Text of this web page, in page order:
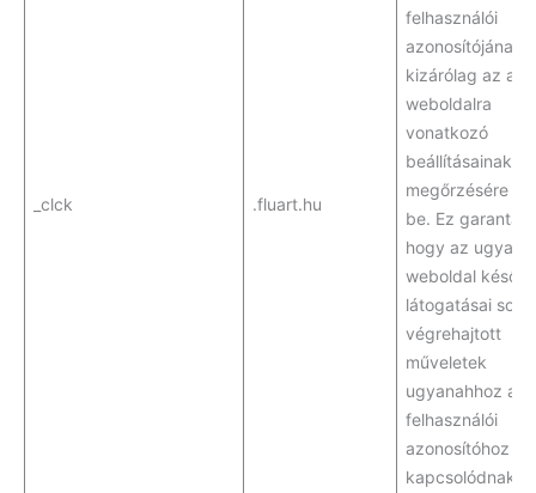
_clck .fluart.hu
felhasználói
azonosítójának
kizárólag az
weboldalra
vonatkozó
beállításainak
megőrzésére
be. Ez
hogy az
weboldal
látogatásai
végrehajtott
műveletek
ugyanahhoz a
felhasználói
azonosítóhoz
kapcsolódnak.